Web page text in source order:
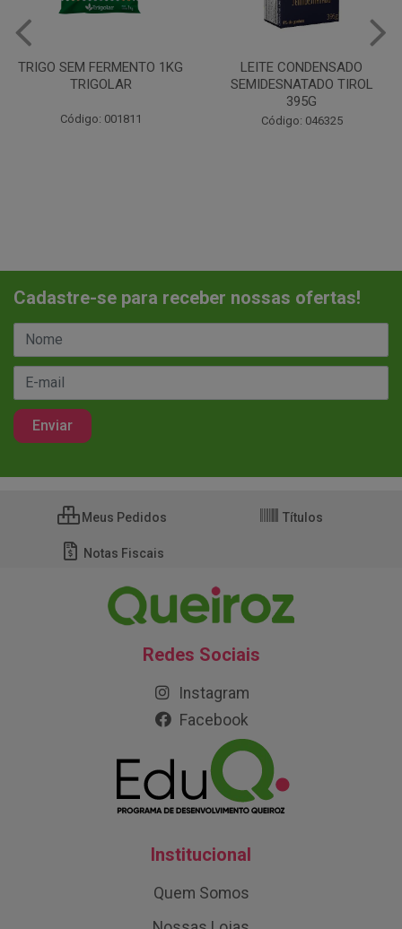
LEITE CONDENSADO
SEMIDESNATADO TIROL
Código: 046325
CHANTILINHO EM PO 400G
MIX
Código: 037442
Cadastre-se para receber nossas ofertas!
Meus Pedidos Títulos
Notas Fiscais
Redes Sociais
Instagram
Facebook
Institucional
Quem Somos